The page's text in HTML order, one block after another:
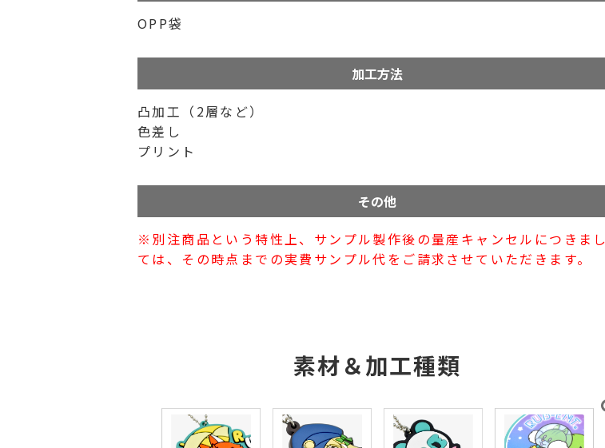
OPP袋
加工方法
凸加工（2層など）
色差し
プリント
その他
※別注商品という特性上、サンプル製作後の量産キャンセルにつきまし
ては、その時点までの実費サンプル代をご請求させていただきます。
素材＆加工種類